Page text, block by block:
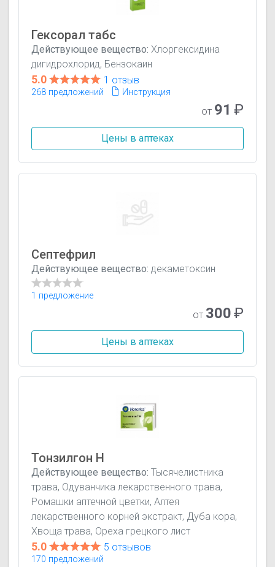
Гексорал табс
Действующее вещество: Хлоргексидина
дигидрохлорид, Бензокаин
5.0 1 отзыв
268 предложений Инструкция
от 91 ₽
Цены в аптеках
Септефрил
Действующее вещество: декаметоксин
1 предложение
от 300₽
Цены в аптеках
Тонзилгон Н
Действующее вещество: Тысячелистника
трава, Одуванчика лекарственного трава,
Ромашки аптечной цветки, Алтея
лекарственного корней экстракт, Дуба кора,
Хвоща трава, Ореха грецкого лист
5.0 5 отзывов
170 предложений